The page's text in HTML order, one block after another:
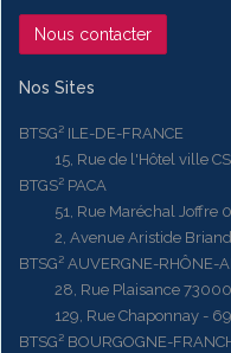
Nous contacter
Nos Sites
BTSG² ILE-DE-FRANCE
15, Rue de l'Hôtel ville CS
BTGS² PACA
51, Rue Maréchal Joffre
2, Avenue Aristide Briand
BTSG² AUVERGNE-RHÔNE-
28, Rue Plaisance 73000
129, Rue Chaponnay -
BTSG² BOURGOGNE-